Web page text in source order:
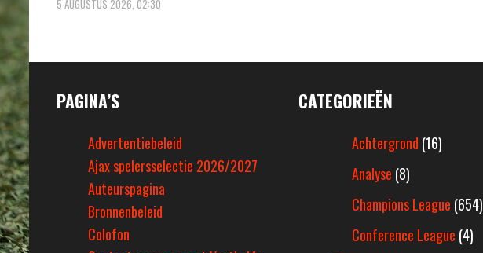
5 AUGUSTUS 2026, 02:30
PAGINA’S
Advertentiebeleid
Ajax spelersselectie 2026/2027
Auteurspagina
Bronnenbeleid
Colofon
CATEGORIEËN
Achtergrond (16)
Analyse (8)
Champions League (654)
Conference League (4)